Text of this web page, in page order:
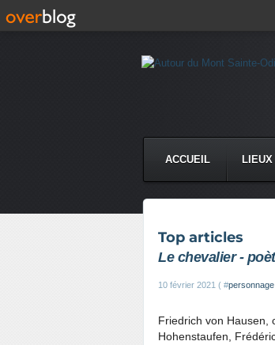
ACCUEIL LIEUX
Top articles
Le chevalier -
10 février 2021 ( #personnage
Friedrich von Hausen,
Hohenstaufen,